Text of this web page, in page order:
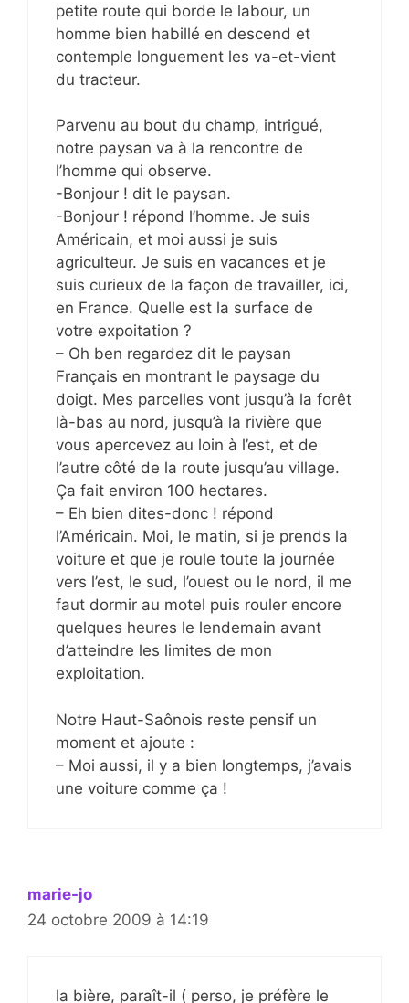
petite route qui borde le labour, un
homme bien habillé en descend et
contemple longuement les va-et-vient
du tracteur.
Parvenu au bout du champ, intrigué,
notre paysan va à la rencontre de
l’homme qui observe.
-Bonjour ! dit le paysan.
-Bonjour ! répond l’homme. Je suis
Américain, et moi aussi je suis
agriculteur. Je suis en vacances et je
suis curieux de la façon de travailler, ici,
en France. Quelle est la surface de
votre expoitation ?
– Oh ben regardez dit le paysan
Français en montrant le paysage du
doigt. Mes parcelles vont jusqu’à la forêt
là-bas au nord, jusqu’à la rivière que
vous apercevez au loin à l’est, et de
l’autre côté de la route jusqu’au village.
Ça fait environ 100 hectares.
– Eh bien dites-donc ! répond
l’Américain. Moi, le matin, si je prends la
voiture et que je roule toute la journée
vers l’est, le sud, l’ouest ou le nord, il me
faut dormir au motel puis rouler encore
quelques heures le lendemain avant
d’atteindre les limites de mon
exploitation.
Notre Haut-Saônois reste pensif un
moment et ajoute :
– Moi aussi, il y a bien longtemps, j’avais
une voiture comme ça !
marie-jo
24 octobre 2009 à 14:19
la bière, paraît-il ( perso, je préfère le